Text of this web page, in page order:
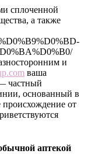
сплоченной
а также
и
ваша
частный
основанный в
происхождение от
аптекой